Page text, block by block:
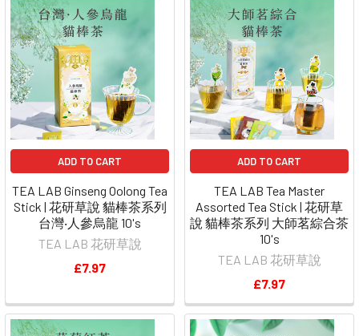
ADD TO CART
TEA LAB Ginseng Oolong Tea
Stick | 花研草說 貓棒茶系列
台灣‧人參烏龍 10's
TEA LAB 花研草說
£7.97
ADD TO CART
TEA LAB Tea Master
Assorted Tea Stick | 花研草
說 貓棒茶系列 大師茗綜合茶
10's
TEA LAB 花研草說
£7.97